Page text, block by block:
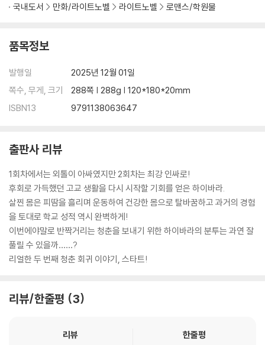
국내도서 만화/라이트노벨 라이트노벨 로맨스/학원물
품목정보
발행일
2025년 12월 01일
쪽수, 무게, 크기
288쪽 | 288g | 120*180*20mm
ISBN13
9791138063647
출판사 리뷰
1회차에서는 외톨이 아싸였지만 2회차는 최강 인싸로!
후회로 가득했던 고교 생활을 다시 시작할 기회를 얻은 하이바라.
살찐 몸은 피땀을 흘리며 운동하여 건강한 몸으로 탈바꿈하고 과거의 경험
을 토대로 학교 성적 역시 완벽하게!
이번에야말로 반짝거리는 청춘을 보내기 위한 하이바라의 분투는 과연 잘
풀릴 수 있을까……?
리얼한 두 번째 청춘 회귀 이야기, 스타트!
리뷰/한줄평 3
리뷰 한줄평